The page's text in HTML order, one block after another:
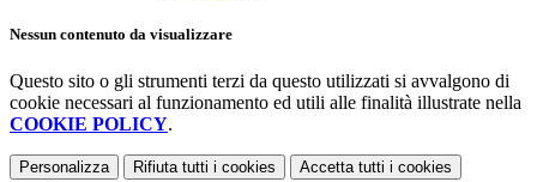
Nessun contenuto da visualizzare
Questo sito o gli strumenti terzi da questo utilizzati si avvalgono di
cookie necessari al funzionamento ed utili alle finalità illustrate nella
COOKIE POLICY.
Personalizza Rifiuta tutti i cookies Accetta tutti i cookies